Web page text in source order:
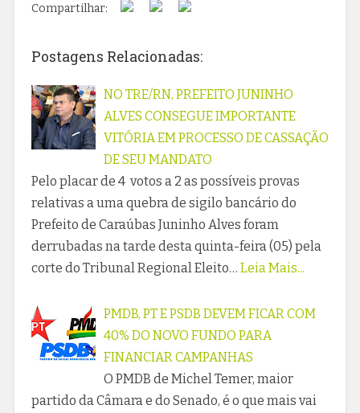
Compartilhar:
Postagens Relacionadas:
NO TRE/RN, PREFEITO JUNINHO
ALVES CONSEGUE IMPORTANTE
VITÓRIA EM PROCESSO DE CASSAÇÃO
DE SEU MANDATO
Pelo placar de 4 votos a 2 as possíveis provas
relativas a uma quebra de sigilo bancário do
Prefeito de Caraúbas Juninho Alves foram
derrubadas na tarde desta quinta-feira (05) pela
corte do Tribunal Regional Eleito… Leia Mais...
PMDB, PT E PSDB DEVEM FICAR COM
40% DO NOVO FUNDO PARA
FINANCIAR CAMPANHAS
O PMDB de Michel Temer, maior
partido da Câmara e do Senado, é o que mais vai